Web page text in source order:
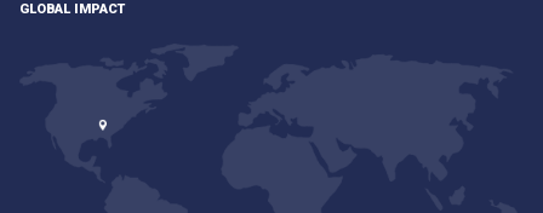
GLOBAL IMPACT